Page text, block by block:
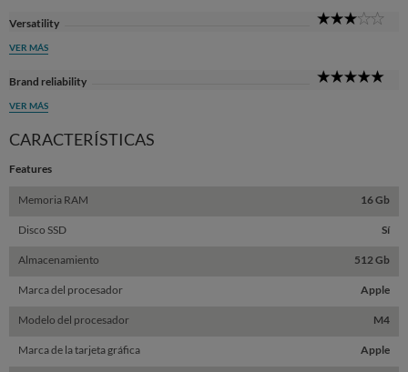
Versatility
VER MÁS
Brand reliability
VER MÁS
CARACTERÍSTICAS
Features
Memoria RAM 16 Gb
Disco SSD Sí
Almacenamiento 512 Gb
Marca del procesador Apple
Modelo del procesador M4
Marca de la tarjeta gráfica Apple